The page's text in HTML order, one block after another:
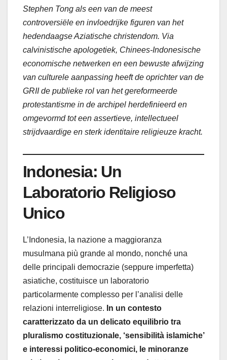
Stephen Tong als een van de meest
controversiële en invloedrijke figuren van het
hedendaagse Aziatische christendom. Via
calvinistische apologetiek, Chinees-Indonesische
economische netwerken en een bewuste afwijzing
van culturele aanpassing heeft de oprichter van de
GRII de publieke rol van het gereformeerde
protestantisme in de archipel herdefinieerd en
omgevormd tot een assertieve, intellectueel
strijdvaardige en sterk identitaire religieuze kracht.
Indonesia: Un
Laboratorio Religioso
Unico
L’Indonesia, la nazione a maggioranza
musulmana più grande al mondo, nonché una
delle principali democrazie (seppure imperfetta)
asiatiche, costituisce un laboratorio
particolarmente complesso per l’analisi delle
relazioni interreligiose. In un contesto
caratterizzato da un delicato equilibrio tra
pluralismo costituzionale, ‘sensibilità islamiche’
e interessi politico-economici, le minoranze